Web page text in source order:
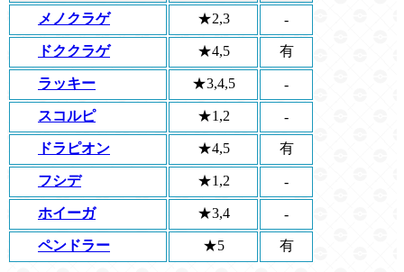
メノクラゲ ★2,3 -
ドククラゲ ★4,5 有
ラッキー ★3,4,5 -
スコルピ ★1,2 -
ドラピオン ★4,5 有
フシデ ★1,2 -
ホイーガ ★3,4 -
ペンドラー ★5 有